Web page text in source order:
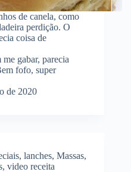
de canela, como
perdição. O
coisa de
gabar, parecia
fofo, super
de 2020
, lanches, Massas,
, video receita